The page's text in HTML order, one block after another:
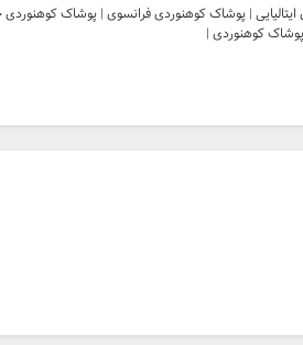
| پوشاک کوهنوردی فرانسوی | پوشاک کوهنوردی
کوهنوردی |